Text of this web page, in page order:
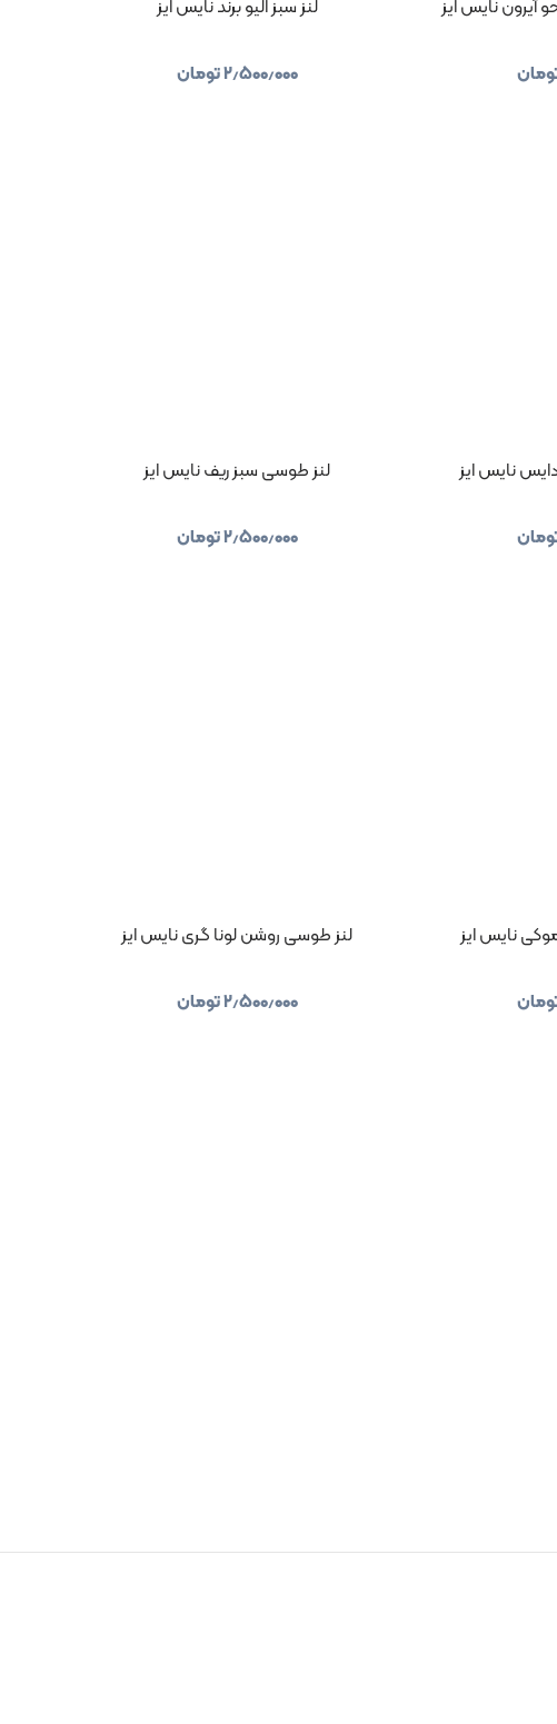
نایس ایز لنز سبز الیو برند نایس ایز
۲٫۵۰۰٫۰۰۰تومان
نایس ایز لنز طوسی سبز ریف نایس ایز
۲٫۵۰۰٫۰۰۰تومان
نایس ایز لنز طوسی روشن لونا گری نایس ایز
۲٫۵۰۰٫۰۰۰تومان